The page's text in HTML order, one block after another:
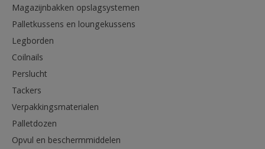
Magazijnbakken opslagsystemen
Palletkussens en loungekussens
Legborden
Coilnails
Perslucht
Tackers
Verpakkingsmaterialen
Palletdozen
Opvul en beschermmiddelen